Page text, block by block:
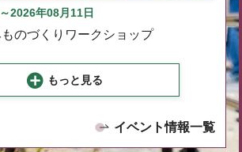
2026年08月11日
のづくりワークショップ
もっと見る
イベント情報一覧